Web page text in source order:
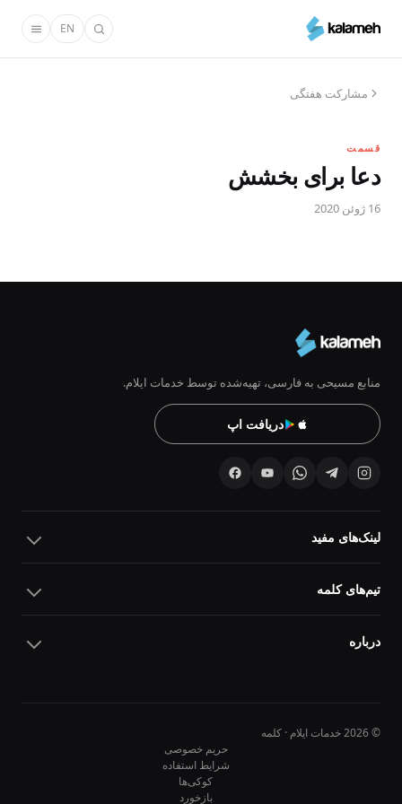
محتوای
EN
مشارکت هفتگی
قسمت
دعا برای بخشش
16 ژوئن 2020
منابع مسیحی به فارسی، تهیه‌شده توسط خدمات ایلام.
دریافت اپ
لینک‌های مفید
تیم‌های کلمه
درباره
© 2026 خدمات ایلام · کلمه
حریم خصوصی
شرایط استفاده
کوکی‌ها
بازخورد
10